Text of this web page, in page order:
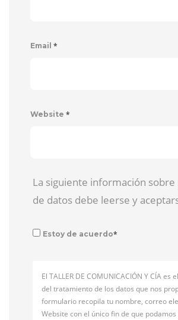
Email *
Website *
La siguiente información
de datos debe leerse y
Estoy de acuerdo*
El TALLER DE COMUNICACIÓN Y CÍA es
del tratamiento de los datos que nos
formulario recopila tu nombre, correo
Website con el único fin de que